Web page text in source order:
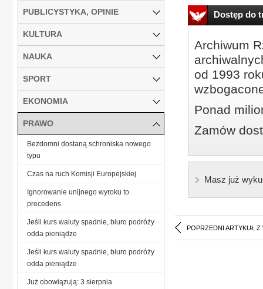
Dostęp do
Archiwum
od 1993
Ponad
Zamów
Masz już
POPRZEDNI ARTYKUŁ Z
PUBLICYSTYKA, OPINIE
KULTURA
NAUKA
SPORT
EKONOMIA
PRAWO
Bezdomni dostaną schroniska nowego
typu
Czas na ruch Komisji Europejskiej
Ignorowanie unijnego wyroku to
precedens
Jeśli kurs waluty spadnie, biuro podróży
odda pieniądze
Jeśli kurs waluty spadnie, biuro podróży
odda pieniądze
Już obowiązują: 3 sierpnia